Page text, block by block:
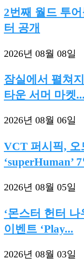
2번째 월드 투
터 공개
2026년 08월 08일
잠실에서 펼쳐
타운 서머 마켓...
2026년 08월 06일
VCT 퍼시픽, 오
‘superHuman’
2026년 08월 05일
‘몬스터 헌터 나
이벤트 ‘Play...
2026년 08월 03일